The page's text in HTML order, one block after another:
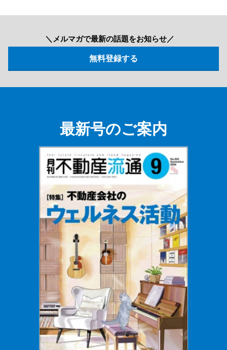
＼メルマガで最新の話題をお知らせ／
最新号のご案内